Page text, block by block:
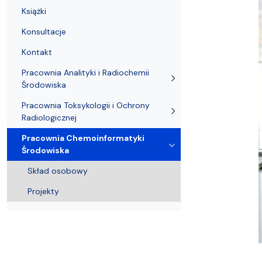
Książki
Konsultacje
Kontakt
Pracownia Analityki i Radiochemii
Środowiska
Pracownia Toksykologii i Ochrony
Radiologicznej
Pracownia Chemoinformatyki
Środowiska
Skład osobowy
Projekty